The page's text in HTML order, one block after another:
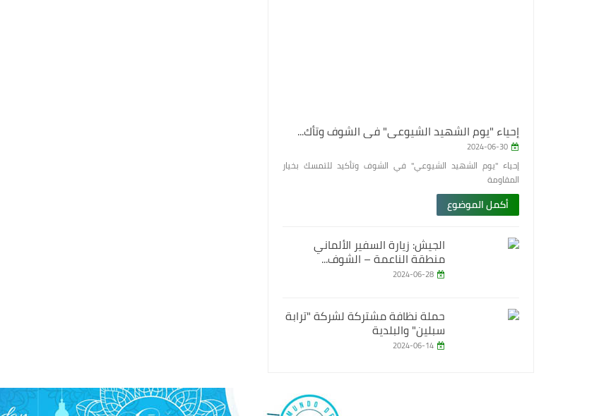
إحياء "يوم الشهيد الشيوعي" في الشوف وتأك...
2024-06-30
إحياء "يوم الشهيد الشيوعي" في الشوف وتأكيد للتمسك بخيار
المقاومة
أكمل الموضوع
الجيش: زيارة السفير الألماني
منطقة الناعمة – الشوف...
2024-06-28
حملة نظافة مشتركة لشركة "ترابة
سبلين" والبلدية
2024-06-14